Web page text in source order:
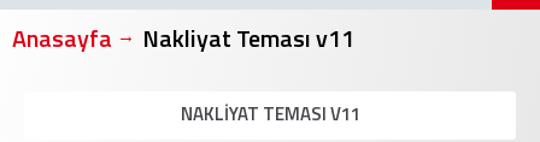
Anasayfa Nakliyat Teması v11
NAKLIYAT TEMASI V11